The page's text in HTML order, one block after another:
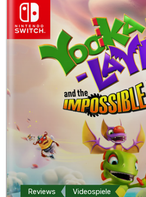
Reviews Videospiele